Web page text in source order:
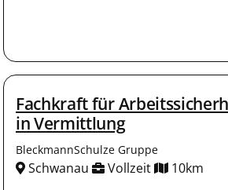
Fachkraft für
in Vermittlung
BleckmannSchulze Gruppe
Schwanau Vollzeit 10km